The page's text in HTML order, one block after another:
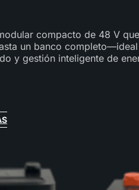
compacto de 48 V que
un banco
y gestión inteligente de